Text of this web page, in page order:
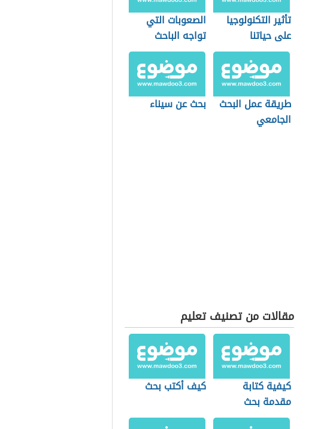
تأثير التكنولوجيا
على حياتنا
الصعوبات التي
تواجه الباحث
طريقة عمل البحث
الجامعي
بحث عن سيناء
مقالات من تصنيف تعليم
كيفية كتابة
مقدمة بحث
جامعي
كيف أكتب بحث